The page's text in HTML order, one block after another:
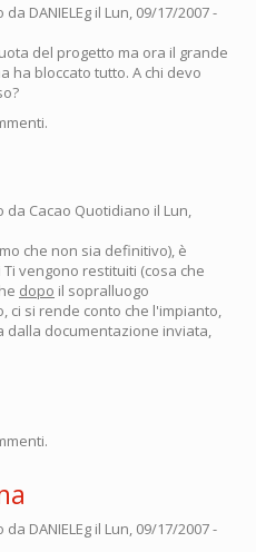
da DANIELEg il Lun, 09/17/2007 -
del progetto ma ora il grande
ha bloccato tutto. A chi devo
da Cacao Quotidiano il Lun,
che non sia definitivo), è
Ti vengono restituiti (cosa che
dopo il sopralluogo
si rende conto che l'impianto,
documentazione inviata,
da DANIELEg il Lun, 09/17/2007 -